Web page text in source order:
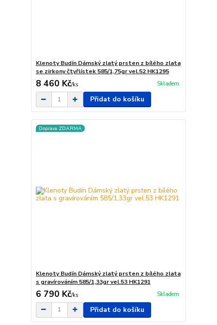
Klenoty Budín Dámský zlatý prsten z bílého zlata
se zirkony čtyřlístek 585/1,75gr vel.52 HK1295
8 460 Kč/ks Skladem
Přidat do košíku
Doprava ZDARMA
Klenoty Budín Dámský zlatý prsten z bílého zlata
s gravírováním 585/1,33gr vel.53 HK1291
6 790 Kč/ks Skladem
Přidat do košíku